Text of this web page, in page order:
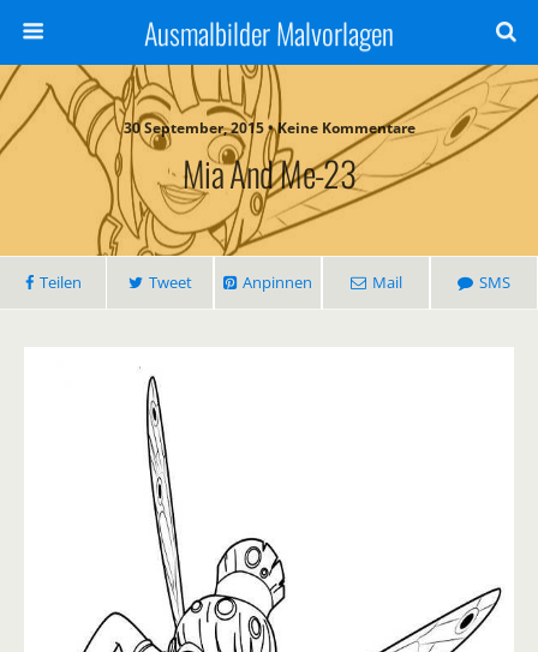
Ausmalbilder Malvorlagen
30 September, 2015 • Keine Kommentare
Mia And Me-23
Teilen Tweet Anpinnen Mail SMS